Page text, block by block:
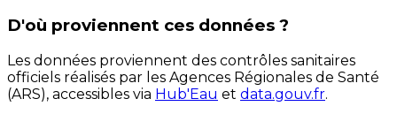
D'où proviennent ces données ?
Les données proviennent des contrôles sanitaires
officiels réalisés par les Agences Régionales de Santé
(ARS), accessibles via Hub'Eau et data.gouv.fr.